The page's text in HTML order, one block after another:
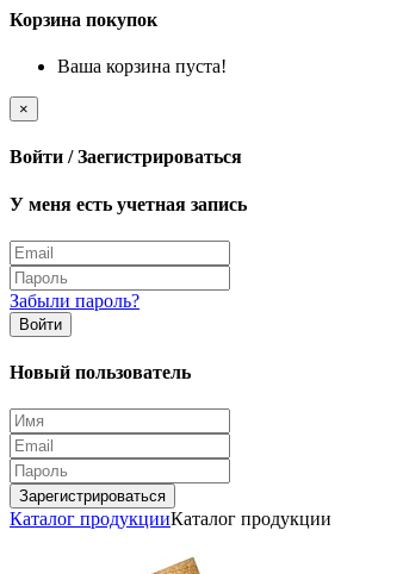
Корзина покупок
Ваша корзина пуста!
×
Войти / Заегистрироваться
У меня есть учетная запись
Забыли пароль?
Войти
Новый пользователь
Зарегистрироваться
Каталог продукцииКаталог продукции